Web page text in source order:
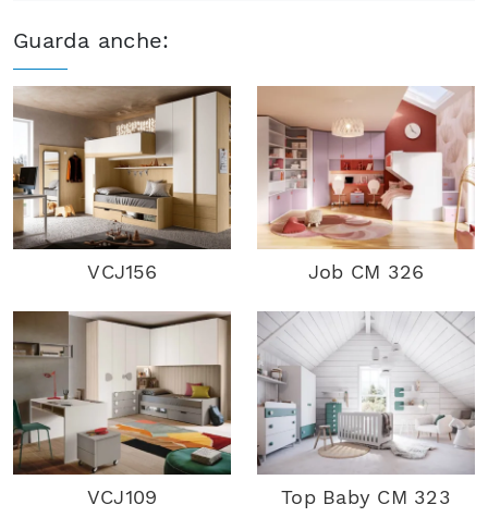
Guarda anche:
VCJ156 Job CM 326
VCJ109 Top Baby CM 323